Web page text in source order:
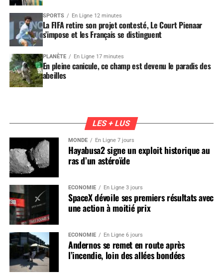
SPORTS En Ligne 12 minutes
La FIFA retire son projet contesté, Le Court Pienaar
s’impose et les Français se distinguent
PLANÈTE En Ligne 17 minutes
En pleine canicule, ce champ est devenu le paradis des
abeilles
LES + LUS
MONDE En Ligne 7 jours
Hayabusa2 signe un exploit historique au
ras d’un astéroïde
ÉCONOMIE En Ligne 3 jours
SpaceX dévoile ses premiers résultats avec
une action à moitié prix
ÉCONOMIE En Ligne 6 jours
Andernos se remet en route après
l’incendie, loin des allées bondées